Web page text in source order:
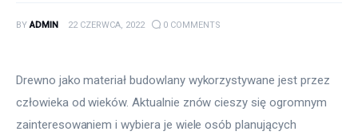
Ogród
BY ADMIN 22 CZERWCA, 2022 0 COMMENTS
Drewno jako materiał budowlany wykorzystywane jest przez
człowieka od wieków. Aktualnie znów cieszy się ogromnym
zainteresowaniem i wybiera je wiele osób planujących